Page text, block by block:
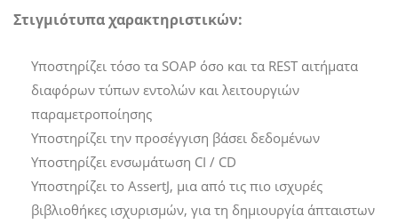
Στιγμιότυπα χαρακτηριστικών:
Υποστηρίζει τόσο τα SOAP όσο και τα REST αιτήματα
διαφόρων τύπων εντολών και λειτουργιών
παραμετροποίησης
Υποστηρίζει την προσέγγιση βάσει δεδομένων
Υποστηρίζει ενσωμάτωση CI / CD
Υποστηρίζει το AssertJ, μια από τις πιο ισχυρές
βιβλιοθήκες ισχυρισμών, για τη δημιουργία άπταιστων